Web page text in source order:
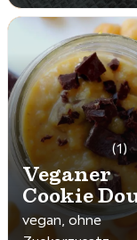
(1)
Veganer
Cookie
vegan, ohne